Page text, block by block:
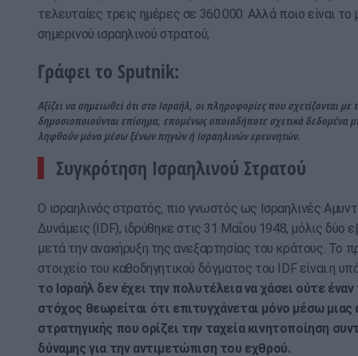
τελευταίες τρεις ημέρες σε 360.000. Αλλά ποιο είναι το
σημερινού ισραηλινού στρατού;
Γράφει το Sputnik:
Αξίζει να σημειωθεί ότι στο Ισραήλ, οι πληροφορίες που σχετίζονται με
δημοσιοποιούνται επίσημα, επομένως οποιαδήποτε σχετικά δεδομένα
ληφθούν μόνο μέσω ξένων πηγών ή Ισραηλινών ερευνητών.
Συγκρότηση Ισραηλινού Στρατού
Ο ισραηλινός στρατός, πιο γνωστός ως Ισραηλινές
Δυνάμεις (IDF), ιδρύθηκε στις 31 Μαΐου 1948, μόλις δύο
μετά την ανακήρυξη της ανεξαρτησίας του κράτους. Το
στοιχείο του καθοδηγητικού δόγματος του IDF είναι η
το Ισραήλ δεν έχει την πολυτέλεια να χάσει ούτε
στόχος θεωρείται ότι επιτυγχάνεται μόνο μέσω μιας
στρατηγικής που ορίζει την ταχεία κινητοποίηση
δύναμης για την αντιμετώπιση του εχθρού.